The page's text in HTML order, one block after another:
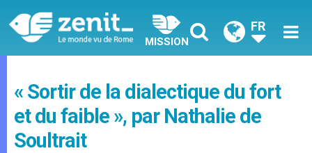
MISSION
FR
« Sortir de la dialectique du fort
et du faible », par Nathalie de
Soultrait